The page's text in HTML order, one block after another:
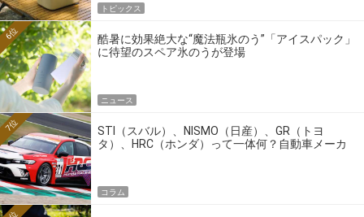
トピックス
酷暑に効果絶大な“魔法瓶氷のう”「アイスパック」
に待望のスペア氷のうが登場
6位
ニュース
STI（スバル）、NISMO（日産）、GR（トヨ
タ）、HRC（ホンダ）って一体何？自動車メーカ
7位
コラム